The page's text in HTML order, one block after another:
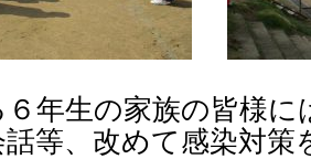
年生の家族の皆様
等、改めて感染対